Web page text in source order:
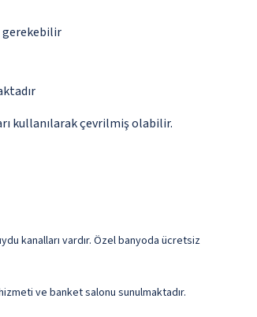
gerekebilir
kullanılarak çevrilmiş olabilir.
kanalları vardır. Özel banyoda ücretsiz
ve banket salonu sunulmaktadır.